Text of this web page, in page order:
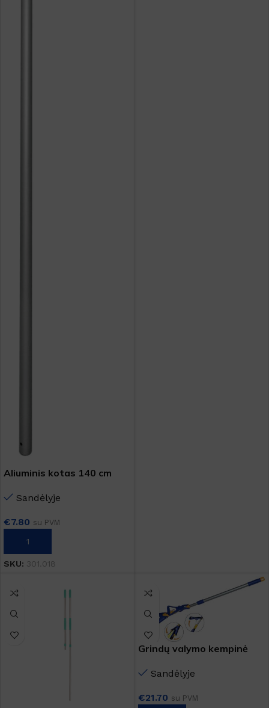
Aliuminis kotas 140 cm
Sandėlyje
€7.80 su PVM
Į KREPŠELĮ
SKU: 301.018
Grindų valymo kempinė
Sandėlyje
€21.70 su PVM